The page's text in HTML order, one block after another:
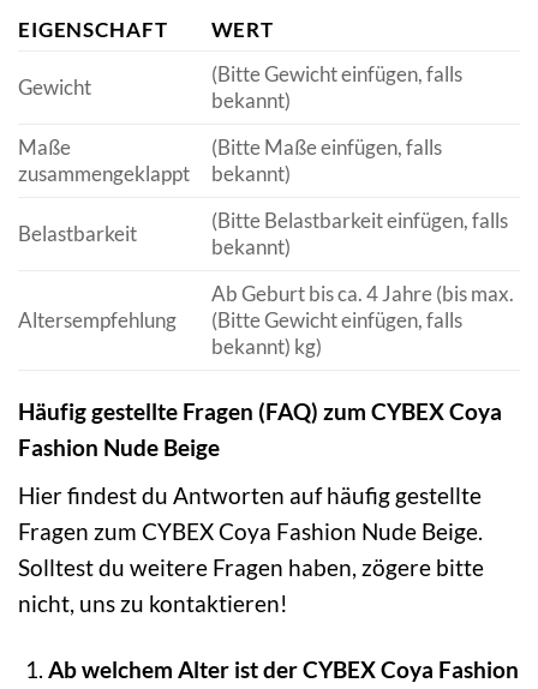
EIGENSCHAFT WERT
Gewicht
(Bitte Gewicht einfügen, falls
bekannt)
Maße
zusammengeklappt
(Bitte Maße einfügen, falls
bekannt)
Belastbarkeit
(Bitte Belastbarkeit einfügen, falls
bekannt)
Altersempfehlung
Ab Geburt bis ca. 4 Jahre (bis max.
(Bitte Gewicht einfügen, falls
bekannt) kg)
Häufig gestellte Fragen (FAQ) zum CYBEX Coya
Fashion Nude Beige
Hier findest du Antworten auf häufig gestellte
Fragen zum CYBEX Coya Fashion Nude Beige.
Solltest du weitere Fragen haben, zögere bitte
nicht, uns zu kontaktieren!
Ab welchem Alter ist der CYBEX Coya Fashion